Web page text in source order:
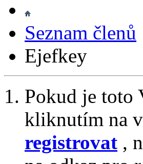
Seznam členů
Ejefkey
Pokud je toto
kliknutím na
registrovat ,